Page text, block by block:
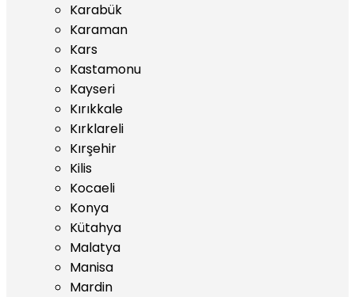
Karabük
Karaman
Kars
Kastamonu
Kayseri
Kırıkkale
Kırklareli
Kırşehir
Kilis
Kocaeli
Konya
Kütahya
Malatya
Manisa
Mardin